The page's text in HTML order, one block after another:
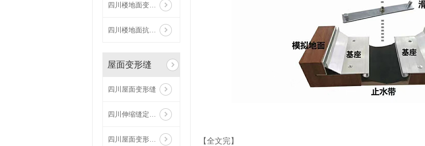
四川楼地面变形缝销售-双列嵌平型地面变形的FRWS
四川楼地面抗震型SFFS
屋面变形缝
四川屋面变形缝
四川伸缩缝定制-屋面平面变形缝CA
四川屋面变形缝厂家 【全文完】